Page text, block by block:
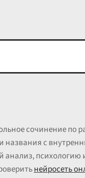
сочинение по
с
анализ,
нейросеть